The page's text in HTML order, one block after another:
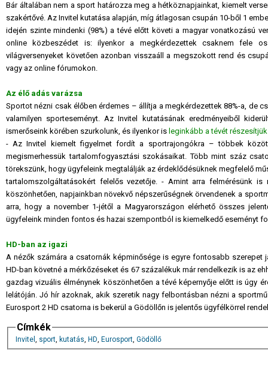
Bár általában nem a sport határozza meg a hétköznapjainkat, kiemelt
szakértővé. Az Invitel kutatása alapján, míg átlagosan csupán 10-ből 1
idején szinte mindenki (98%) a tévé előtt követi a magyar vonatkozású
online közbeszédet is: ilyenkor a megkérdezettek csaknem fele
világversenyeket követően azonban visszaáll a megszokott rend és
vagy az online fórumokon.
Az élő adás varázsa
Sportot nézni csak élőben érdemes – állítja a megkérdezettek 88%-a, de
valamilyen sporteseményt. Az Invitel kutatásának eredményeiből
ismerőseink körében szurkolunk, és ilyenkor is leginkább a tévét
- Az Invitel kiemelt figyelmet fordít a sportrajongókra – többek
megismerhessük tartalomfogyasztási szokásaikat. Több mint száz
törekszünk, hogy ügyfeleink megtalálják az érdeklődésüknek megfelelő
tartalomszolgáltatásokért felelős vezetője. - Amint arra felmérésünk
köszönhetően, napjainkban növekvő népszerűségnek örvendenek a
arra, hogy a november 1-jétől a Magyarországon elérhető összes
ügyfeleink minden fontos és hazai szempontból is kiemelkedő eseményt
HD-ban az igazi
A nézők számára a csatornák képminősége is egyre fontosabb
HD-ban követné a mérkőzéseket és 67 százalékuk már rendelkezik is az
gazdag vizuális élménynek köszönhetően a tévé képernyője előtt is úgy
lelátóján. Jó hír azoknak, akik szeretik nagy felbontásban nézni a
Eurosport 2 HD csatorna is bekerül a Gödöllőn is jelentős ügyfélkörrel
Címkék
Invitel , sport, kutatás, HD, Eurosport, Gödöllő